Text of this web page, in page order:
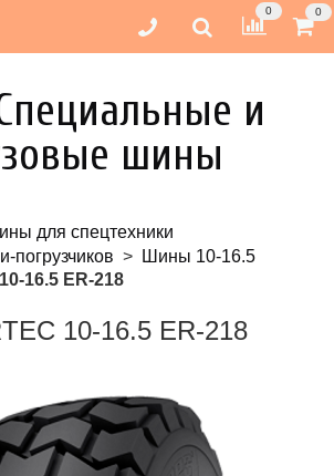
0 0
и
шины
для спецтехники
погрузчиков
Шины 10-16.5
16.5 ER-218
10-16.5 ER-218